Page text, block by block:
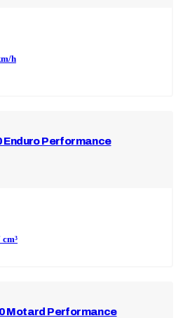
h
Enduro Performance
cm³
Motard Performance